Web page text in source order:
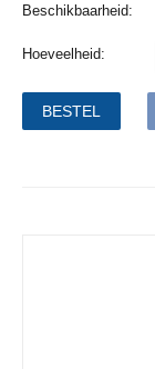
Beschikbaarheid:
Hoeveelheid:
BESTEL